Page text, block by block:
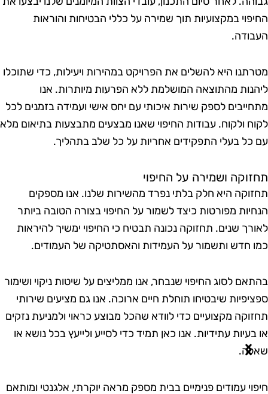
במקצועיות תוך שמירה על כללי הבטיחות והוראות
היא להשלים את הפרויקט במהירות ויעילות, כדי שתוכלו
מהתוצאה המושלמת ללא הפרעות מיותרות. אנו
לספק שירות איכותי עם יחס אישי ועמידה בזמנים לכל
ולקוח. עבודות החיפוי שאנו מבצעים מתבצעות בתיאום מלא
כל בעלי התפקידים אחריות על כל שלב בתהליך.
ושמירה על החיפוי
היא חלק בלתי נפרד מהשירות שלנו. אנו מספקים
מפורטות כיצד לשמור על החיפוי בצורה הטובה ביותר
שנים. תחזוקה נכונה תבטיח כי החיפוי ימשיך להיראות
חדש ותשמור על העמידות והאסתטיקה של העמודים.
לסוג החיפוי שנבחר, אנו ממליצים על שיטות ניקוי ושימור
שיבטיחו תוחלת חיים ארוכה. אנו גם מציעים שירותי
מקצועיים כדי לוודא שהכל מבוצע כראוי ולמניעת נזקים
בעיות עתידיות. אנו כאן תמיד כדי לסייע ולייעץ בכל נושא או
עמודים פנימיים בבית מספק מראה יוקרתי, אלגנטי ומותאם